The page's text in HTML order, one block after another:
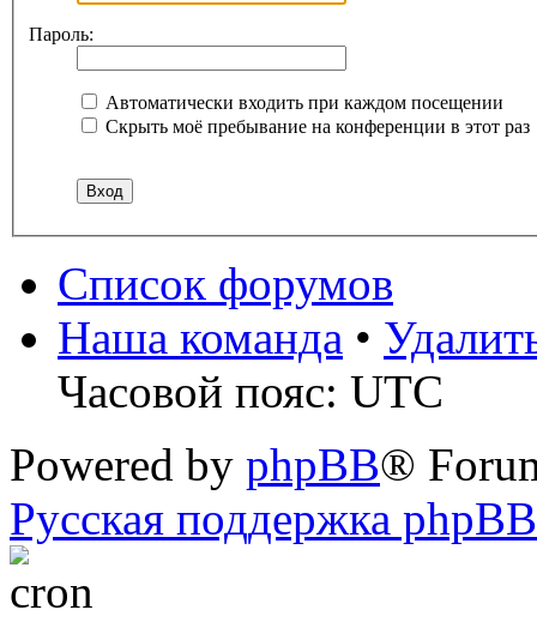
Пароль:
Автоматически входить при каждом посещении
Скрыть моё пребывание на конференции в этот раз
Список форумов
Наша команда •
Часовой пояс: UTC
Powered by phpBB®
Русская поддержка phpBB